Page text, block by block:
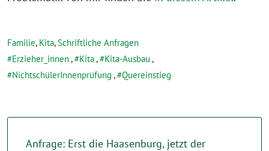
Familie, Kita,Schriftliche Anfragen
Erzieher_innen, Kita, Kita-Ausbau ,
NichtschülerInnenprüfung , Quereinstieg
Anfrage: Erst die Haasenburg, jetzt der